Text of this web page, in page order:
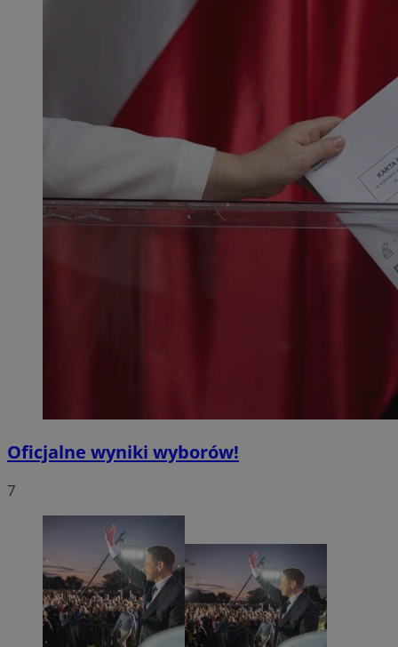
Oficjalne wyniki wyborów!
7